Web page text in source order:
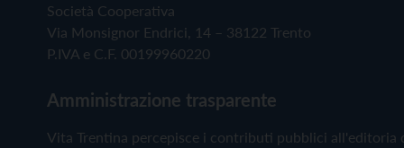
Società Cooperativa
Via Monsignor Endrici, 14 – 38122 Trento
P.IVA e C.F. 00199960220
Amministrazione trasparente
Vita Trentina percepisce i contributi pubblici all'editoria